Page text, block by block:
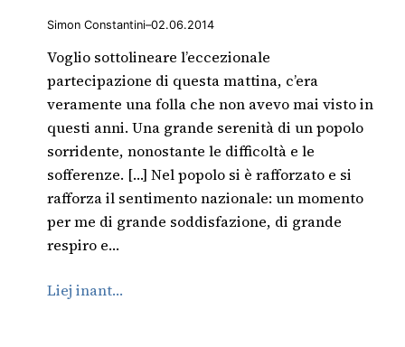
Simon Constantini–02.06.2014
Voglio sottolineare l’eccezionale
partecipazione di questa mattina, c’era
veramente una folla che non avevo mai visto in
questi anni. Una grande serenità di un popolo
sorridente, nonostante le difficoltà e le
sofferenze. […] Nel popolo si è rafforzato e si
rafforza il sentimento nazionale: un momento
per me di grande soddisfazione, di grande
respiro e…
Liej inant…